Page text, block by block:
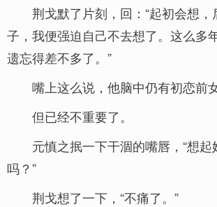
荆戈默了片刻，回：“起初会想，
子，我便强迫自己不去想了。这么多
遗忘得差不多了。”
嘴上这么说，他脑中仍有初恋前
但已经不重要了。
元慎之抿一下干涸的嘴唇，“想
吗？”
荆戈想了一下，“不痛了。”